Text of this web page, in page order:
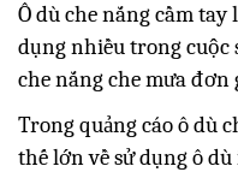
Ô dù che nắng cầm
dụng nhiều trong cuộc
che nắng che mưa đơn
Trong quảng cáo ô dù
thế lớn về sử dụng ô